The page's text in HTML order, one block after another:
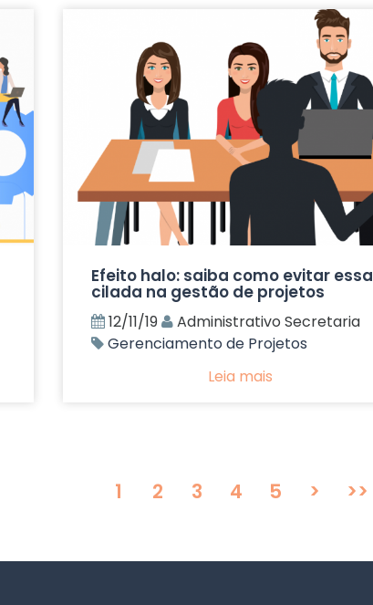
Efeito halo: saiba como evitar essa
cilada na gestão de projetos
12/11/19
Administrativo Secretaria
Gerenciamento de Projetos
Leia mais
1 2 3 4 5 > >>